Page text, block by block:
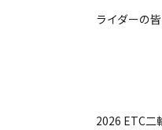
ライダーの
2026 ETC二